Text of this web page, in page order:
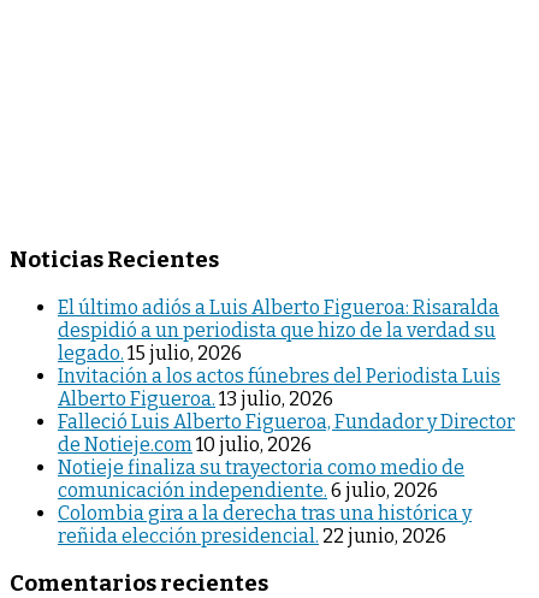
Noticias Recientes
El último adiós a Luis Alberto Figueroa: Risaralda
despidió a un periodista que hizo de la verdad su
legado. 15 julio, 2026
Invitación a los actos fúnebres del Periodista Luis
Alberto Figueroa. 13 julio, 2026
Falleció Luis Alberto Figueroa, Fundador y Director
de Notieje.com 10 julio, 2026
Notieje finaliza su trayectoria como medio de
comunicación independiente. 6 julio, 2026
Colombia gira a la derecha tras una histórica y
reñida elección presidencial. 22 junio, 2026
Comentarios recientes